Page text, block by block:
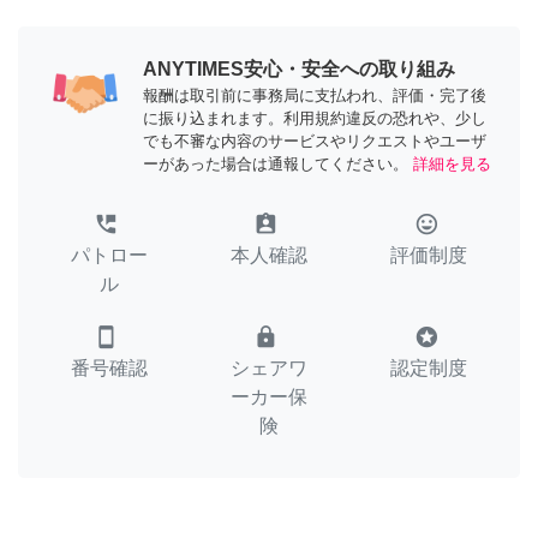
ANYTIMES安心・安全への取り組み
報酬は取引前に事務局に支払われ、評価・完了後
に振り込まれます。利用規約違反の恐れや、少し
でも不審な内容のサービスやリクエストやユーザ
ーがあった場合は通報してください。
詳細を見る
perm_phone_msg
パトロー
ル
assignment_ind
本人確認
tag_faces
評価制度
smartphone
番号確認
lock
シェアワ
ーカー保
険
stars
認定制度